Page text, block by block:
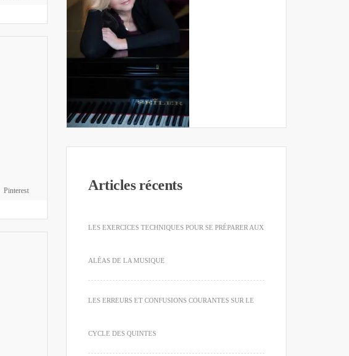
Pinterest Articles récents
LES EXERCICES TECHNIQUES POUR SE PRÉPARER AUX
ALÉAS DE LA MUSIQUE
LES ERREURS ET CONFUSIONS COURANTES SUR LE
CYCLE DES QUINTES